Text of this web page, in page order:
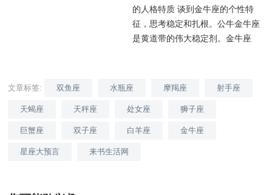
的人格特质 谈到金牛座的个性特
征，思考稳定和扎根。公牛金牛座
是黄道带的伟大稳定剂。金牛座
文章标签: 双鱼座 水瓶座 摩羯座 射手座
天蝎座 天秤座 处女座 狮子座
巨蟹座 双子座 白羊座 金牛座
星座大预言 来书生活网